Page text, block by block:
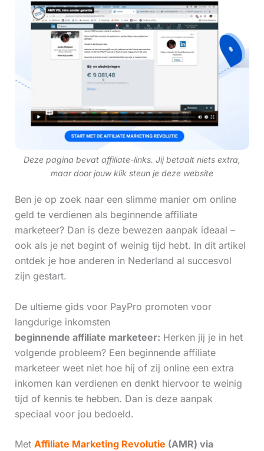
Deze pagina bevat affiliate-links. Jij betaalt niets extra,
maar door jouw klik steun je deze website
Ben je op zoek naar een slimme manier om online
geld te verdienen als beginnende affiliate
marketeer? Dan is deze bewezen aanpak ideaal –
ook als je net begint of weinig tijd hebt. In dit artikel
ontdek je hoe anderen in Nederland al succesvol
zijn gestart.
De ultieme gids voor PayPro promoten voor
langdurige inkomsten
beginnende affiliate marketeer: Herken jij je in het
volgende probleem? Een beginnende affiliate
marketeer weet niet hoe hij of zij online een extra
inkomen kan verdienen en denkt hiervoor te weinig
tijd of kennis te hebben. Dan is deze aanpak
speciaal voor jou bedoeld.
Met Affiliate Marketing Revolutie (AMR) via